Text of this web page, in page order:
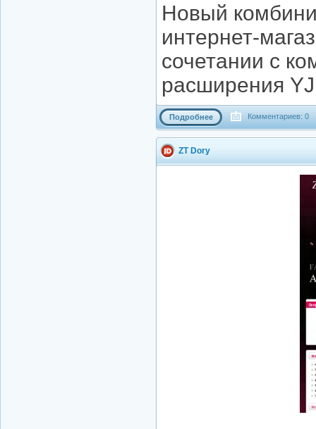
Новый
интернет-
сочетании с
расширения
Подробнее Комментариев: 0
ZT Dory